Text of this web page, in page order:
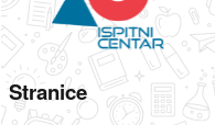
Stranice